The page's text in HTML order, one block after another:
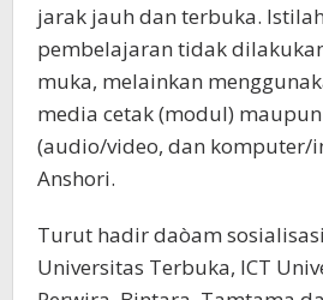
jarak jauh dan terbuka.
pembelajaran tidak
muka, melainkan
media cetak (modul)
(audio/video, dan komputer/
Anshori.
Turut hadir daòam
Universitas Terbuka, ICT